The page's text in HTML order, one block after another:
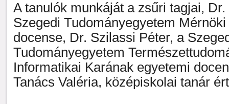
A tanulók munkáját a zsűri tagjai,
Szegedi Tudományegyetem
docense, Dr. Szilassi Péter, a
Tudományegyetem
Informatikai Karának egyetemi
Tanács Valéria, középiskolai tanár